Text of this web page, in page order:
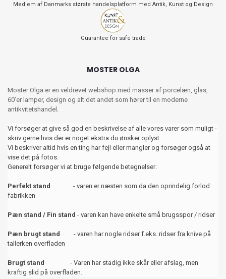
Medlem af Danmarks største handelsplatform med Antik, Kunst og Design
Guarantee for safe trade
MOSTER OLGA
Moster Olga er en veldrevet webshop med masser af porcelæn, glas,
60’er lamper, design og alt det andet som hører til en moderne
antikvitetshandel.
Vi forsøger at give så god en beskrivelse af alle vores varer som muligt -
skriv gerne hvis der er noget ekstra du ønsker oplyst.
Vi beskriver altid hvis en ting har fejl eller mangler og forsøger også at
vise det på fotos.
Generelt forsøger vi at bruge følgende betegnelser:
Perfekt stand - varen er næsten som da den oprindelig forlod
fabrikken
Pæn stand / Fin stand - varen kan have enkelte små brugsspor / ridser
Pæn brugt stand
- varen har nogle ridser f.eks. ridser fra knive på
tallerken overfladen
Brugt stand
- Varen har stadig ikke skår eller afslag, men
kraftig slid på overfladen.